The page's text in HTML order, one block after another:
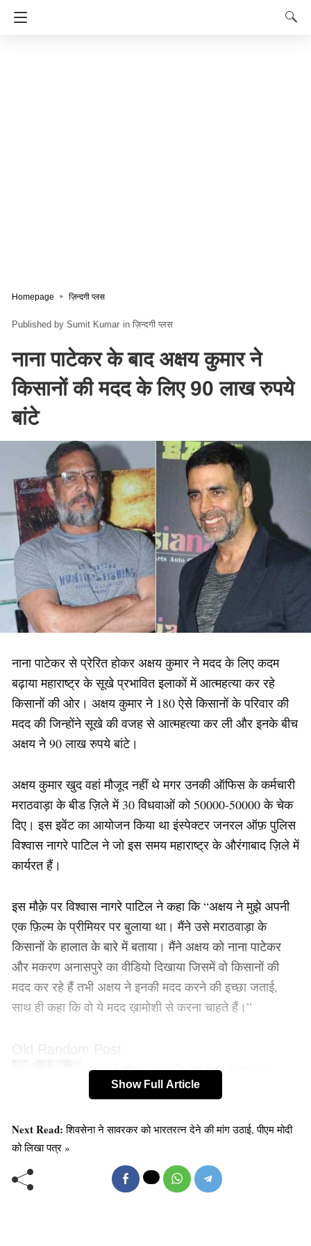
Homepage ज़िन्दगी प्लस
Sumit Kumar in ज़िन्दगी प्लस
नाना पाटेकर के बाद अक्षय कुमार ने
किसानों की मदद के लिए 90 लाख रुपये
बांटे
नाना पाटेकर से प्रेरित होकर अक्षय कुमार ने मदद के लिए कदम
बढ़ाया महाराष्ट्र के सूखे प्रभावित इलाकों में आत्महत्या कर रहे
किसानों की ओर। अक्षय कुमार ने 180 ऐसे किसानों के परिवार की
मदद की जिन्होंने सूखे की वजह से आत्महत्या कर ली और इनके बीच
अक्षय ने 90 लाख रुपये बांटे।
अक्षय कुमार खुद वहां मौजूद नहीं थे मगर उनकी ऑफिस के कर्मचारी
मराठवाड़ा के बीड ज़िले में 30 विधवाओं को 50000-50000 के चेक
दिए। इस इवेंट का आयोजन किया था इंस्पेक्टर जनरल ऑफ़ पुलिस
विश्वास नागरे पाटिल ने जो इस समय महाराष्ट्र के औरंगाबाद ज़िले में
कार्यरत हैं।
इस मौक़े पर विश्वास नागरे पाटिल ने कहा कि “अक्षय ने मुझे अपनी
एक फ़िल्म के प्रीमियर पर बुलाया था। मैंने उसे मराठवाड़ा के
किसानों के हालात के बारे में बताया। मैंने अक्षय को नाना पाटेकर
और मकरण अनासपुरे का वीडियो दिखाया जिसमें वो किसानों की
मदद कर रहे हैं तभी अक्षय ने इनकी मदद करने की इच्छा जताई,
साथ ही कहा कि वो ये मदद ख़ामोशी से करना चाहते हैं।”
छह पूर्व मंत्रियों की गाड़ियों ने पिया दो करोड़ का
पेट्रोल
Show Full Article
Next Read:शिवसेना ने सावरकर को भारतरत्न देने की मांग उठाई, पीएम मोदी
को लिखा पत्र »